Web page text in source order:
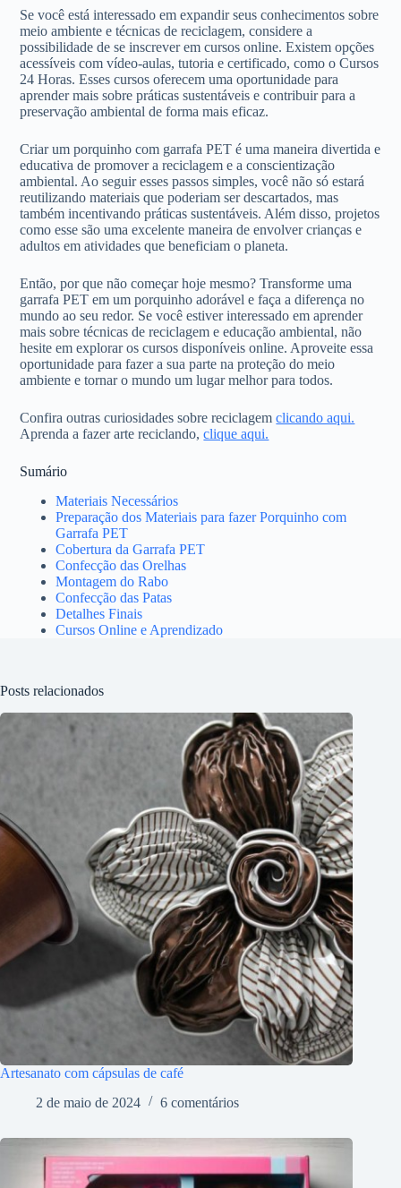
Se você está interessado em expandir seus conhecimentos sobre
meio ambiente e técnicas de reciclagem, considere a
possibilidade de se inscrever em cursos online. Existem opções
acessíveis com vídeo-aulas, tutoria e certificado, como o Cursos
24 Horas. Esses cursos oferecem uma oportunidade para
aprender mais sobre práticas sustentáveis e contribuir para a
preservação ambiental de forma mais eficaz.
Criar um porquinho com garrafa PET é uma maneira divertida e
educativa de promover a reciclagem e a conscientização
ambiental. Ao seguir esses passos simples, você não só estará
reutilizando materiais que poderiam ser descartados, mas
também incentivando práticas sustentáveis. Além disso, projetos
como esse são uma excelente maneira de envolver crianças e
adultos em atividades que beneficiam o planeta.
Então, por que não começar hoje mesmo? Transforme uma
garrafa PET em um porquinho adorável e faça a diferença no
mundo ao seu redor. Se você estiver interessado em aprender
mais sobre técnicas de reciclagem e educação ambiental, não
hesite em explorar os cursos disponíveis online. Aproveite essa
oportunidade para fazer a sua parte na proteção do meio
ambiente e tornar o mundo um lugar melhor para todos.
Confira outras curiosidades sobre reciclagemclicando aqui.
Aprenda a fazer arte reciclando,clique aqui.
Sumário
Materiais Necessários
Preparação dos Materiais para fazer Porquinho com
Garrafa PET
Cobertura da Garrafa PET
Confecção das Orelhas
Montagem do Rabo
Confecção das Patas
Detalhes Finais
Cursos Online e Aprendizado
Posts relacionados
Artesanato com cápsulas de café
2 de maio de 2024
6 comentários